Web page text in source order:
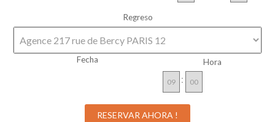
Regreso
Fecha Hora
: